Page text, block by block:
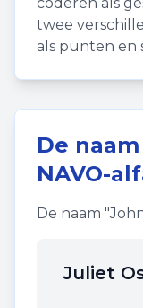
twee
als punten en
De
NAVO-
De naam "
Juliet